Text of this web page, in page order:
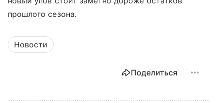
прошлого сезона.
Новости
Поделиться